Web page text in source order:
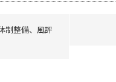
制整備、風評